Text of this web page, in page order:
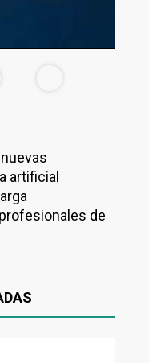
artificial
de